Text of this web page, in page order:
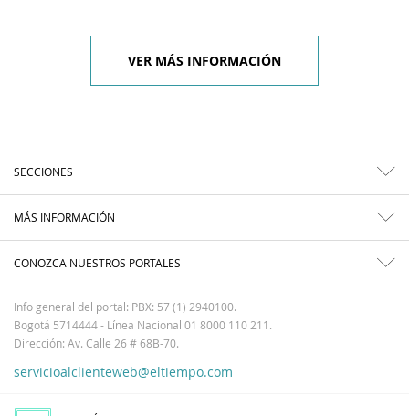
VER MÁS INFORMACIÓN
SECCIONES
MÁS INFORMACIÓN
CONOZCA NUESTROS PORTALES
Info general del portal: PBX: 57 (1) 2940100.
Bogotá 5714444 - Línea Nacional 01 8000 110 211.
Dirección: Av. Calle 26 # 68B-70.
servicioalclienteweb@eltiempo.com